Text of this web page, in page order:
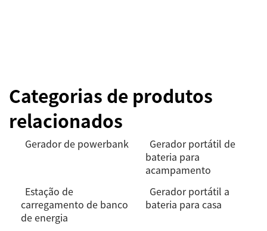
Categorias de produtos
relacionados
Gerador de powerbank
Gerador portátil de
bateria para
acampamento
Estação de
carregamento de banco
de energia
Gerador portátil a
bateria para casa